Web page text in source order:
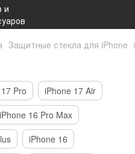
Защитные стекла для iPhone
Pro
iPhone 17 Air
iPhone 16 Pro Max
iPhone 16